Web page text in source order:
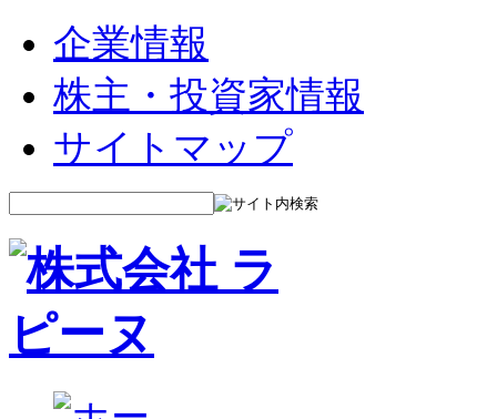
企業情報
株主・投資家情報
サイトマップ